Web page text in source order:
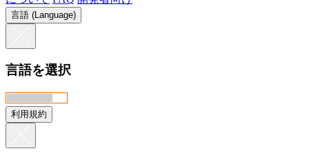
言語 (Language)
言語を選択
利用規約